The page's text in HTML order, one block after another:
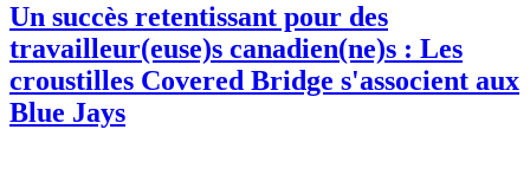
Un succès retentissant pour des
travailleur(euse)s canadien(ne)s : Les
croustilles Covered Bridge s'associent aux
Blue Jays